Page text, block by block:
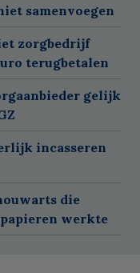
samenvoegen
zorgbedrijf
terugbetalen
gelijk
incasseren
die
werkte